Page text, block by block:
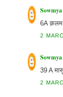
Sowmya
6A क़लम
2
Sowmya
39 A
2